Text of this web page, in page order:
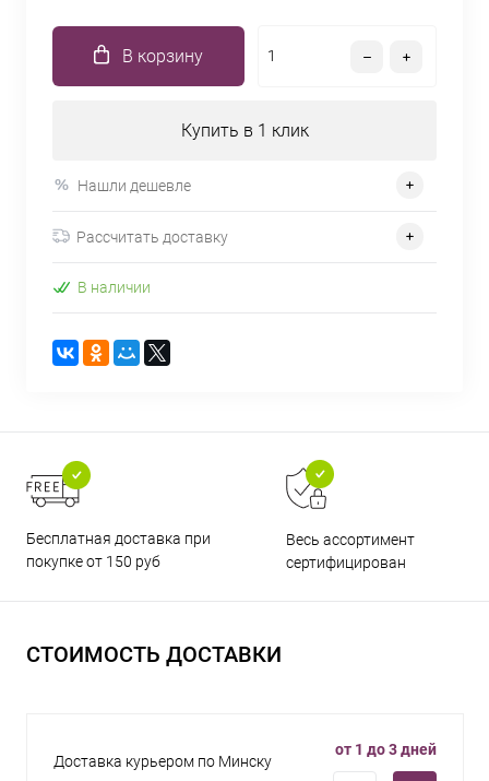
В корзину
Купить в 1 клик
Нашли дешевле
Рассчитать доставку
В наличии
Бесплатная доставка при
покупке от 150 руб
Весь ассортимент
сертифицирован
СТОИМОСТЬ ДОСТАВКИ
Доставка курьером по Минску
от 1 до 3 дней